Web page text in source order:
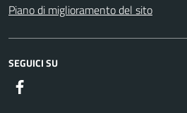
Piano di miglioramento del sito
SEGUICI SU